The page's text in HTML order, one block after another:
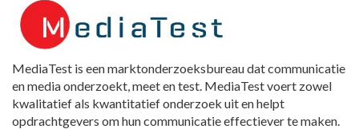
MediaTest is een marktonderzoeksbureau dat communicatie
en media onderzoekt, meet en test. MediaTest voert zowel
kwalitatief als kwantitatief onderzoek uit en helpt
opdrachtgevers om hun communicatie effectiever te maken.